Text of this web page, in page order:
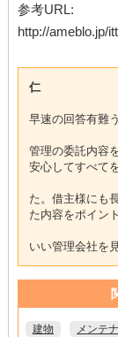
参考URL:
http://ameblo.jp/
仁
早速の回答有難
管理の委託内容
安心してすべて
た。借主様にも
た内容をポイン
いい管理会社を
建物 メンテ